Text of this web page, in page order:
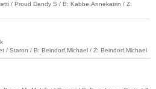
/ Proud Dandy S / B: Kabbe,Annekatrin / Z:
/ Staron / B: Beindorf,Michael / Z: Beindorf,Michael